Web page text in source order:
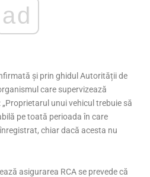
ad
și prin ghidul Autorității de
care supervizează
unui vehicul trebuie să
pe toată perioada în care
chiar dacă acesta nu
asigurarea RCA se prevede că